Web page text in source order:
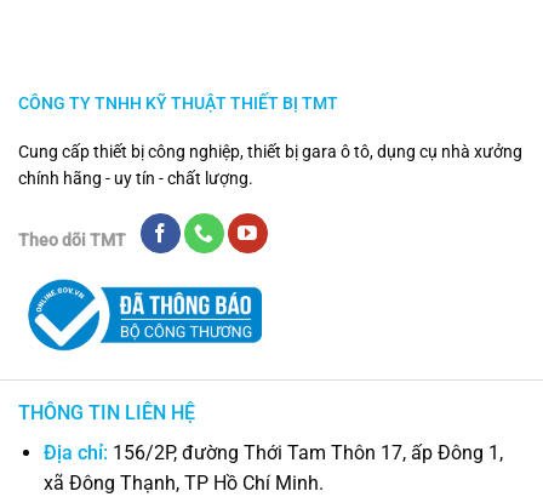
CÔNG TY TNHH KỸ THUẬT THIẾT BỊ TMT
Cung cấp thiết bị công nghiệp, thiết bị gara ô tô, dụng cụ nhà xưởng
chính hãng - uy tín - chất lượng.
Theo dõi TMT
THÔNG TIN LIÊN HỆ
Địa chỉ: 156/2P, đường Thới Tam Thôn 17, ấp Đông 1,
xã Đông Thạnh, TP Hồ Chí Minh.